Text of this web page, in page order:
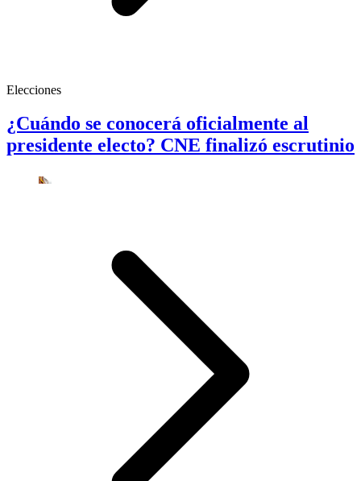
Elecciones
¿Cuándo se conocerá oficialmente al
presidente electo? CNE finalizó escrutinio